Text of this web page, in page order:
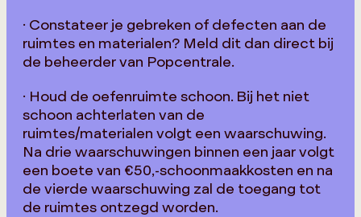
· Constateer je gebreken of defecten aan de
ruimtes en materialen? Meld dit dan direct bij
de beheerder van Popcentrale.
· Houd de oefenruimte schoon. Bij het niet
schoon achterlaten van de
ruimtes/materialen volgt een waarschuwing.
Na drie waarschuwingen binnen een jaar volgt
een boete van €50,-schoonmaakkosten en na
de vierde waarschuwing zal de toegang tot
de ruimtes ontzegd worden.